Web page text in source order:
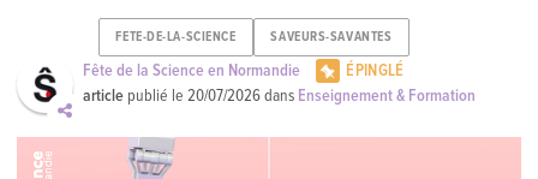
FETE-DE-LA-SCIENCE SAVEURS-SAVANTES
Fête de la Science en Normandie
ÉPINGLÉ
article publié le20/07/2026dans Enseignement & Formation